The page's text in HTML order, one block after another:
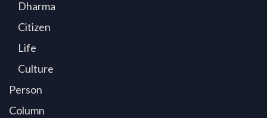
Dharma
Citizen
Life
Culture
Person
Column